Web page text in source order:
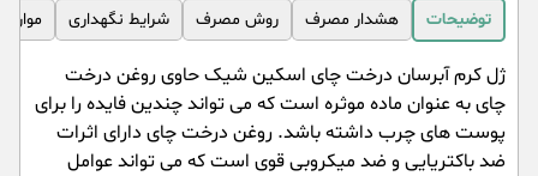
توضیحات هشدار مصرف روش مصرف شرایط نگهداری
ژل کرم آبرسان درخت چای اسکین شیک حاوی روغن درخت
چای به عنوان ماده موثره است که می تواند چندین فایده را برای
پوست های چرب داشته باشد. روغن درخت چای دارای اثرات
ضد باکتریایی و ضد میکروبی قوی است که می تواند عوامل